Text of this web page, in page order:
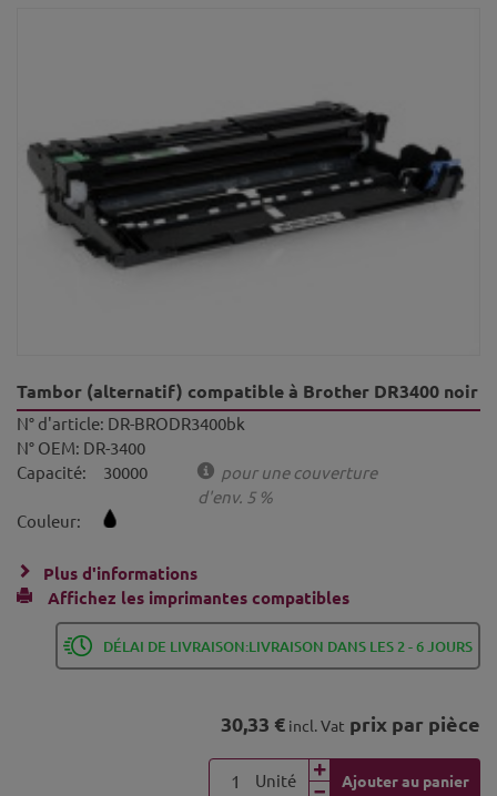
Tambor (alternatif) compatible à Brother DR3400 noir
N° d'article: DR-BRODR3400bk
N° OEM: DR-3400
Capacité:
30000
pour une couverture
d'env. 5 %
Couleur:
Plus d'informations
Affichez les imprimantes compatibles
DÉLAI DE LIVRAISON:LIVRAISON DANS LES 2 - 6 JOURS
30,33 € incl. Vat prix par pièce
Unité Ajouter au panier